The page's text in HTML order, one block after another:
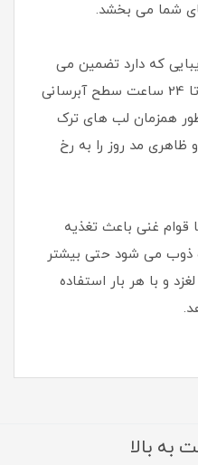
شما می بخشد.
که دارد تضمین می
کند که پوست لب های شما تا 24 ساعت سطح آبرسانی
همزمان لب های ترک
ظاهری مد روز را به رخ
قوام غنی باعث تغذیه
می شود حتی بیشتر
و با هر بار استفاده
به بالا